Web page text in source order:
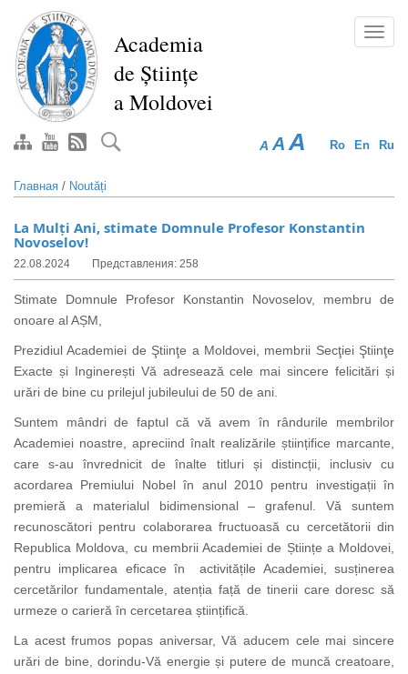
Перейти
основному
содержанию
Academia
de Științe
a Moldovei
Ro En Ru
A A A
Главная / Noutăți
La Mulți Ani, stimate Domnule Profesor Konstantin
Novoselov!
22.08.2024 Представления: 258
Stimate Domnule Profesor Konstantin Novoselov, membru de
onoare al AȘM,
Prezidiul Academiei de Ştiinţe a Moldovei, membrii Secţiei Ştiinţe
Exacte și Inginerești Vă adresează cele mai sincere felicitări și
urări de bine cu prilejul jubileului de 50 de ani.
Suntem mândri de faptul că vă avem în rândurile membrilor
Academiei noastre, apreciind înalt realizările științifice marcante,
care s-au învrednicit de înalte titluri și distincții, inclusiv cu
acordarea Premiului Nobel în anul 2010 pentru investigații în
premieră a materialul bidimensional – grafenul. Vă suntem
recunoscători pentru colaborarea fructuoasă cu cercetătorii din
Republica Moldova, cu membrii Academiei de Științe a Moldovei,
pentru implicarea eficace în activitățile Academiei, susținerea
cercetărilor fundamentale, atenția față de tinerii care doresc să
urmeze o carieră în cercetarea științifică.
La acest frumos popas aniversar, Vă aducem cele mai sincere
urări de bine, dorindu-Vă energie și putere de muncă creatoare,